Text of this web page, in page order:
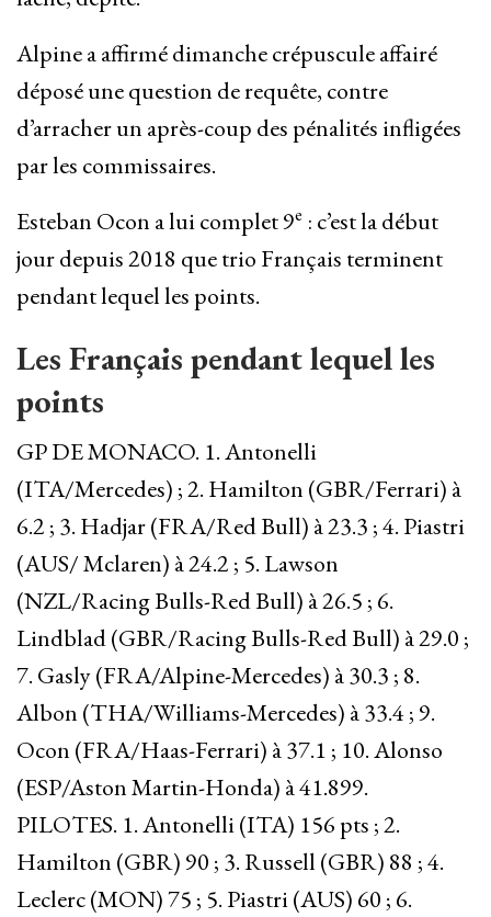
Alpine a affirmé dimanche crépuscule affairé
déposé une question de requête, contre
d’arracher un après-coup des pénalités infligées
par les commissaires.
Esteban Ocon a lui complet 9e : c’est la début
jour depuis 2018 que trio Français terminent
pendant lequel les points.
Les Français pendant lequel les
points
GP DE MONACO. 1. Antonelli
(ITA/Mercedes) ; 2. Hamilton (GBR/Ferrari) à
6.2 ; 3. Hadjar (FRA/Red Bull) à 23.3 ; 4. Piastri
(AUS/ Mclaren) à 24.2 ; 5. Lawson
(NZL/Racing Bulls-Red Bull) à 26.5 ; 6.
Lindblad (GBR/Racing Bulls-Red Bull) à 29.0 ;
7. Gasly (FRA/Alpine-Mercedes) à 30.3 ; 8.
Albon (THA/Williams-Mercedes) à 33.4 ; 9.
Ocon (FRA/Haas-Ferrari) à 37.1 ; 10. Alonso
(ESP/Aston Martin-Honda) à 41.899.
PILOTES. 1. Antonelli (ITA) 156 pts ; 2.
Hamilton (GBR) 90 ; 3. Russell (GBR) 88 ; 4.
Leclerc (MON) 75 ; 5. Piastri (AUS) 60 ; 6.